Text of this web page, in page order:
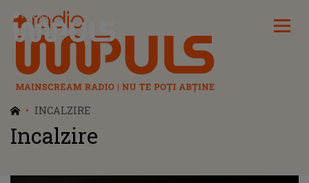
Radio Impuls
INCALZIRE
Incalzire